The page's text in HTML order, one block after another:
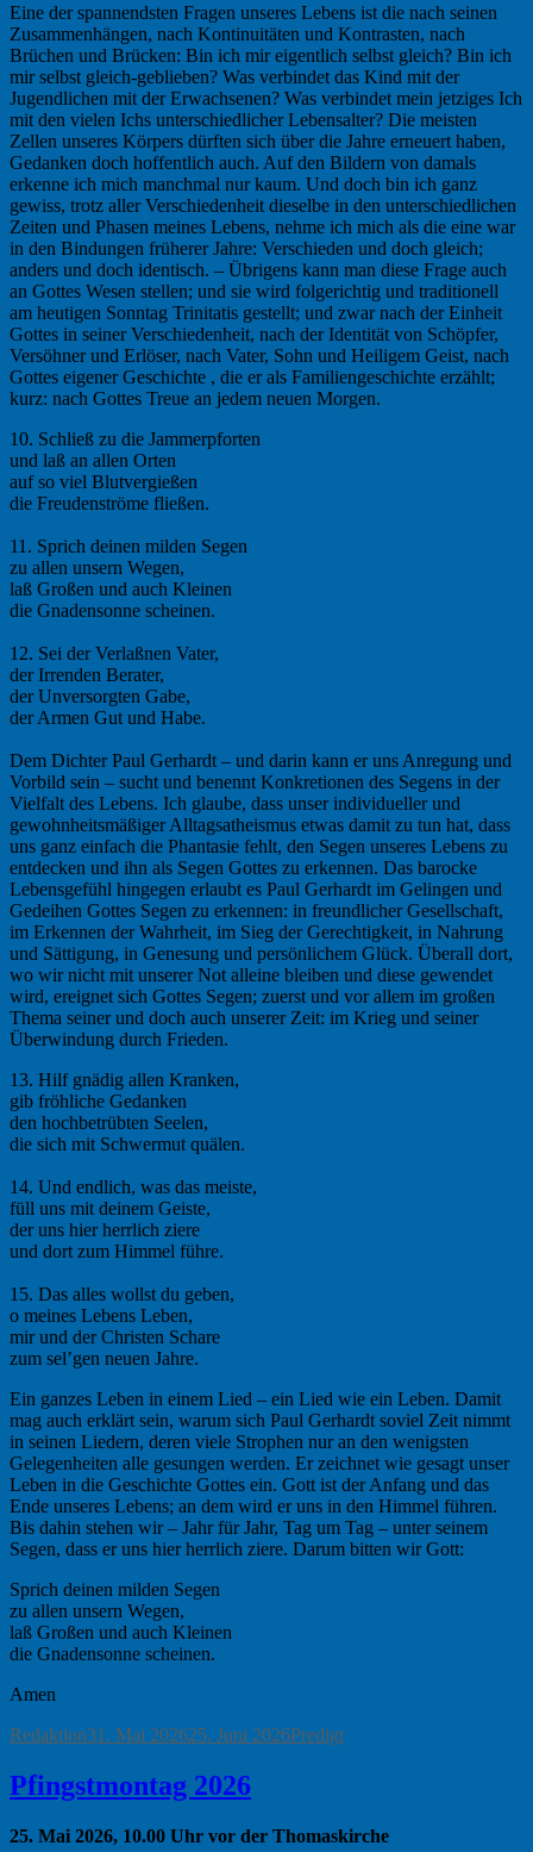
Eine der spannendsten Fragen unseres Lebens ist die nach seinen
Zusammenhängen, nach Kontinuitäten und Kontrasten, nach
Brüchen und Brücken: Bin ich mir eigentlich selbst gleich? Bin ich
mir selbst gleich-geblieben? Was verbindet das Kind mit der
Jugendlichen mit der Erwachsenen? Was verbindet mein jetziges Ich
mit den vielen Ichs unterschiedlicher Lebensalter? Die meisten
Zellen unseres Körpers dürften sich über die Jahre erneuert haben,
Gedanken doch hoffentlich auch. Auf den Bildern von damals
erkenne ich mich manchmal nur kaum. Und doch bin ich ganz
gewiss, trotz aller Verschiedenheit dieselbe in den unterschiedlichen
Zeiten und Phasen meines Lebens, nehme ich mich als die eine war
in den Bindungen früherer Jahre: Verschieden und doch gleich;
anders und doch identisch. – Übrigens kann man diese Frage auch
an Gottes Wesen stellen; und sie wird folgerichtig und traditionell
am heutigen Sonntag Trinitatis gestellt; und zwar nach der Einheit
Gottes in seiner Verschiedenheit, nach der Identität von Schöpfer,
Versöhner und Erlöser, nach Vater, Sohn und Heiligem Geist, nach
Gottes eigener Geschichte , die er als Familiengeschichte erzählt;
kurz: nach Gottes Treue an jedem neuen Morgen.
10. Schließ zu die Jammerpforten
und laß an allen Orten
auf so viel Blutvergießen
die Freudenströme fließen.
11. Sprich deinen milden Segen
zu allen unsern Wegen,
laß Großen und auch Kleinen
die Gnadensonne scheinen.
12. Sei der Verlaßnen Vater,
der Irrenden Berater,
der Unversorgten Gabe,
der Armen Gut und Habe.
Dem Dichter Paul Gerhardt – und darin kann er uns Anregung und
Vorbild sein – sucht und benennt Konkretionen des Segens in der
Vielfalt des Lebens. Ich glaube, dass unser individueller und
gewohnheitsmäßiger Alltagsatheismus etwas damit zu tun hat, dass
uns ganz einfach die Phantasie fehlt, den Segen unseres Lebens zu
entdecken und ihn als Segen Gottes zu erkennen. Das barocke
Lebensgefühl hingegen erlaubt es Paul Gerhardt im Gelingen und
Gedeihen Gottes Segen zu erkennen: in freundlicher Gesellschaft,
im Erkennen der Wahrheit, im Sieg der Gerechtigkeit, in Nahrung
und Sättigung, in Genesung und persönlichem Glück. Überall dort,
wo wir nicht mit unserer Not alleine bleiben und diese gewendet
wird, ereignet sich Gottes Segen; zuerst und vor allem im großen
Thema seiner und doch auch unserer Zeit: im Krieg und seiner
Überwindung durch Frieden.
13. Hilf gnädig allen Kranken,
gib fröhliche Gedanken
den hochbetrübten Seelen,
die sich mit Schwermut quälen.
14. Und endlich, was das meiste,
füll uns mit deinem Geiste,
der uns hier herrlich ziere
und dort zum Himmel führe.
15. Das alles wollst du geben,
o meines Lebens Leben,
mir und der Christen Schare
zum sel’gen neuen Jahre.
Ein ganzes Leben in einem Lied – ein Lied wie ein Leben. Damit
mag auch erklärt sein, warum sich Paul Gerhardt soviel Zeit nimmt
in seinen Liedern, deren viele Strophen nur an den wenigsten
Gelegenheiten alle gesungen werden. Er zeichnet wie gesagt unser
Leben in die Geschichte Gottes ein. Gott ist der Anfang und das
Ende unseres Lebens; an dem wird er uns in den Himmel führen.
Bis dahin stehen wir – Jahr für Jahr, Tag um Tag – unter seinem
Segen, dass er uns hier herrlich ziere. Darum bitten wir Gott:
Sprich deinen milden Segen
zu allen unsern Wegen,
laß Großen und auch Kleinen
die Gnadensonne scheinen.
Amen
Autor
RedaktionVeröffentlicht
31. Mai 202625. Juni 2026Kategorien
Predigt
Pfingstmontag 2026
25. Mai 2026, 10.00 Uhr vor der Thomaskirche